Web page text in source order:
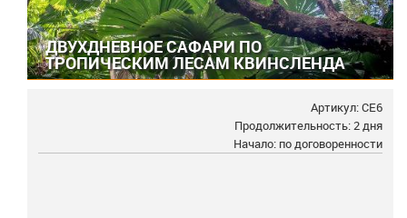
ДВУХДНЕВНОЕ САФАРИ ПО
ТРОПИЧЕСКИМ ЛЕСАМ КВИНСЛЕНДА
Артикул: СE6
Продолжительность: 2 дня
Начало: по договоренности